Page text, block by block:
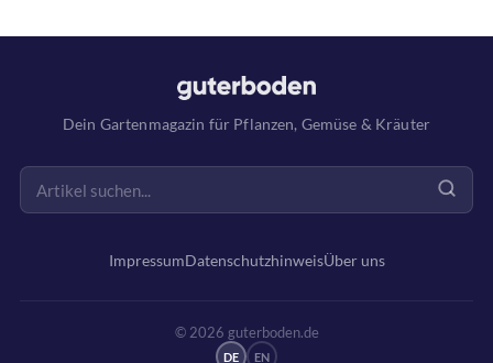
Dein Gartenmagazin für Pflanzen, Gemüse & Kräuter
ImpressumDatenschutzhinweisÜber uns
© 2026 guterboden.de
DE EN